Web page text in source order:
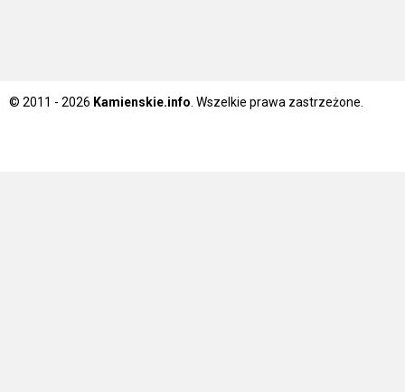
© 2011 - 2026 Kamienskie.info . Wszelkie prawa zastrzeżone.